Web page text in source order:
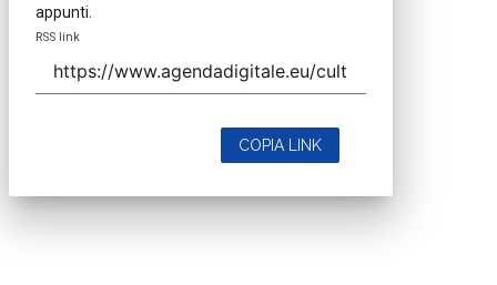
appunti.
RSS link
COPIA LINK